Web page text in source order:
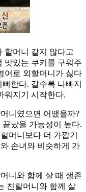
할머니 같지 않다고
맛있는 쿠키를 구워주
어로 외할머니가 싫다
한다. 갈수록 나빠지
워지기 시작한다.
니였으면 어땠을까?
났을 가능성이 높다.
머니보다 더 가깝기
손녀와 비슷하게 가
니와 함께 살 때 생존
친할머니와 함께 살